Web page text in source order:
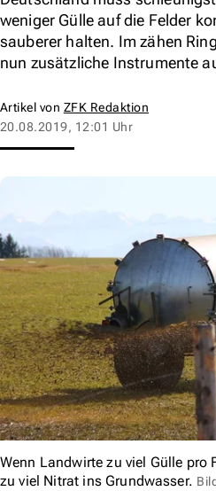
weniger Gülle auf die Felder
sauberer halten. Im zähen
nun zusätzliche Instrumente
Artikel von ZFK Redaktion
20.08.2019, 12:01 Uhr
Wenn Landwirte zu viel Gülle pro
zu viel Nitrat ins Grundwasser.